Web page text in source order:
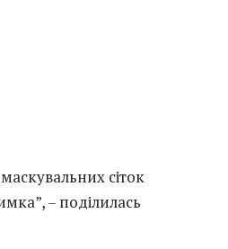
сіток
– поділилась